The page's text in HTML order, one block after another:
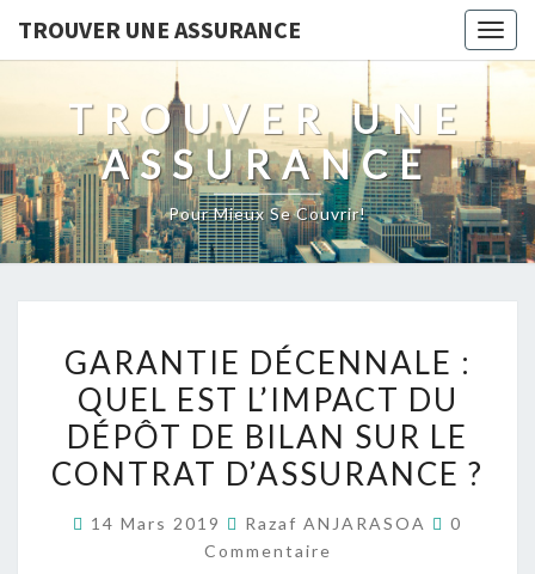
TROUVER UNE ASSURANCE
TROUVER UNE
ASSURANCE
Pour Mieux Se Couvrir!
DÉCENNALE :
QUEL
EST
L’IMPACT
DÉPÔT
DE
GARANTIE DÉCENNALE :
QUEL EST L’IMPACT DU
DÉPÔT DE BILAN SUR LE
CONTRAT D’ASSURANCE ?
14 Mars 2019 Razaf ANJARASOA
0
Commentaire